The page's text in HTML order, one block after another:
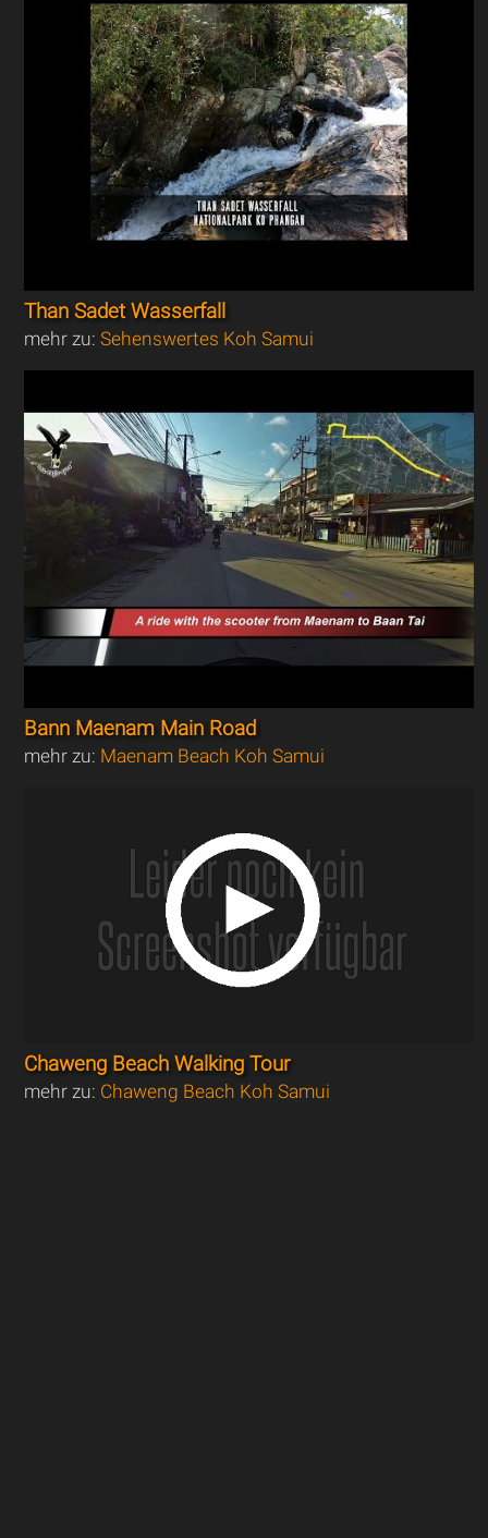
Than Sadet Wasserfall
mehr zu:Sehenswertes Koh Samui
Bann Maenam Main Road
mehr zu: Maenam Beach Koh Samui
Chaweng Beach Walking Tour
mehr zu: Chaweng Beach Koh Samui